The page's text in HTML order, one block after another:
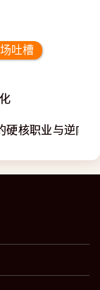
吐槽
硬核职业与逆向